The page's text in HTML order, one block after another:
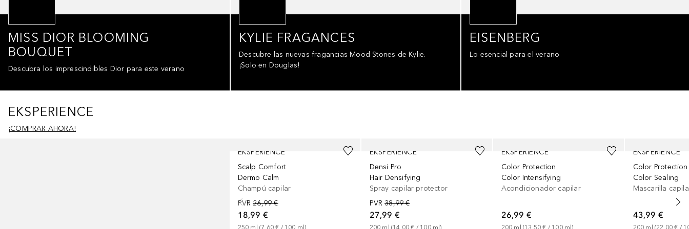
MISS DIOR BLOOMING
BOUQUET
Descubra los imprescindibles Dior para este verano
KYLIE FRAGANCES
Descubre las nuevas fragancias Mood Stones de Kylie.
¡Solo en Douglas!
EISENBERG
Lo esencial para el verano
EKSPERIENCE
¡COMPRAR AHORA!
EKSPERIENCE
Scalp Comfort
Dermo Calm
Champú capilar
PVR 26,99 €
18,99 €
250 ml (7,60 € / 100 ml)
EKSPERIENCE
Densi Pro
Hair Densifying
Spray capilar protector
PVR 38,99 €
27,99 €
200 ml (14,00 € / 100 ml)
EKSPERIENCE
Color Protection
Color Intensifying
Acondicionador capilar
26,99 €
200 ml (13,50 € / 100 ml)
EKSPERIENCE
Color Protection
Color Sealing
Mascarilla
43,99 €
200 ml (22,00 € /